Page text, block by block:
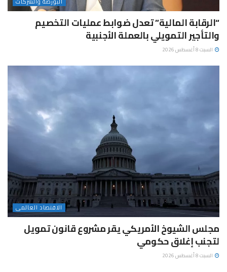
“الرقابة المالية” تعدل ضوابط عمليات التخصيم
والتأجير التمويلي بالعملة الأجنبية
السبت 8 أغسطس 2026
الاقتصاد العالمى
مجلس الشيوخ الأمريكي يقر مشروع قانون تمويل
لتجنب إغلاق حكومي
السبت 8 أغسطس 2026